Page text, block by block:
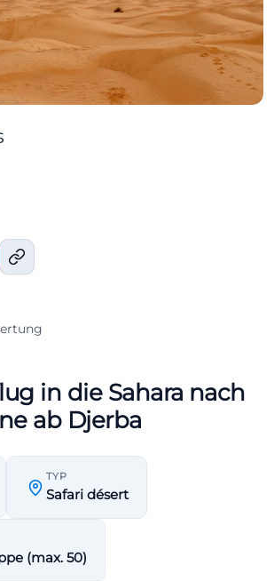
in die Sahara nach
ab Djerba
TYP
Safari désert
(max. 50)